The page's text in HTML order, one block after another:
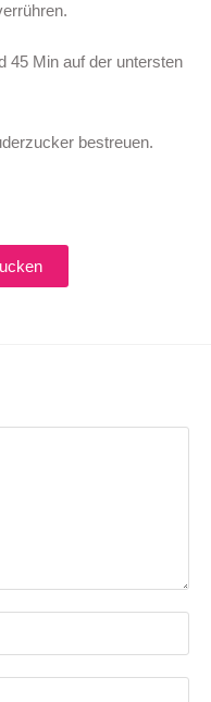
45 Min auf der untersten
bestreuen.